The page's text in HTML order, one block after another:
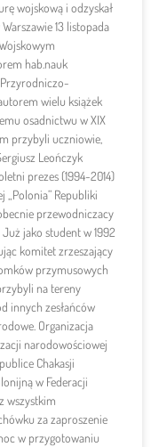
wojskową i odzyskał
13 listopada
hab.nauk
wielu książek
osadnictwu w XIX
przybyli uczniowie,
Leończyk
prezes (1994-2014)
„Polonia” Republiki
przewodniczacy
jako student w 1992
komitet zrzeszający
przymusowych
na tereny
innych zesłańców
Organizacja
narodowościowej
Chakasji
w Federacji
wszystkim
za zaproszenie
w przygotowaniu